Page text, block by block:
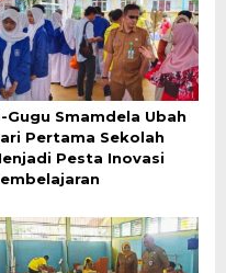
Gugu Smamdela Ubah
Pertama Sekolah
Pesta Inovasi